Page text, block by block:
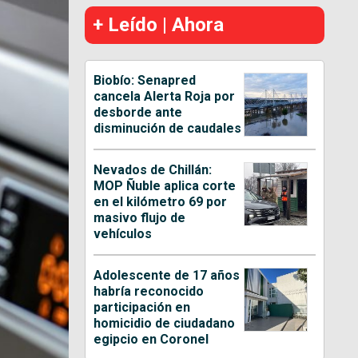
+ Leído | Ahora
Biobío: Senapred
cancela Alerta Roja por
desborde ante
disminución de caudales
Nevados de Chillán:
MOP Ñuble aplica corte
en el kilómetro 69 por
masivo flujo de
vehículos
Adolescente de 17 años
habría reconocido
participación en
homicidio de ciudadano
egipcio en Coronel